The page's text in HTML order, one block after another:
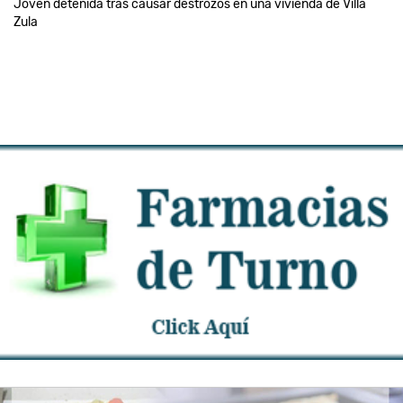
Joven detenida tras causar destrozos en una vivienda de Villa
Zula